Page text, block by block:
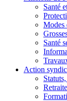
Santé
Modes
Santé
Action